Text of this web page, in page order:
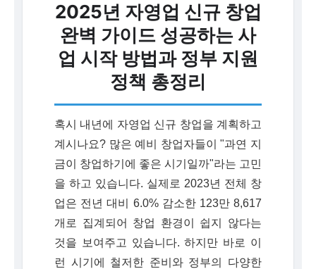
2025년 자영업 신규 창업
완벽 가이드 성공하는 사
업 시작 방법과 정부 지원
정책 총정리
혹시 내년에 자영업 신규 창업을 계획하고
계시나요? 많은 예비 창업자들이 "과연 지
금이 창업하기에 좋은 시기일까"라는 고민
을 하고 있습니다. 실제로 2023년 전체 창
업은 전년 대비 6.0% 감소한 123만 8,617
개로 집계되어 창업 환경이 쉽지 않다는
것을 보여주고 있습니다. 하지만 바로 이
런 시기에 철저한 준비와 정부의 다양한